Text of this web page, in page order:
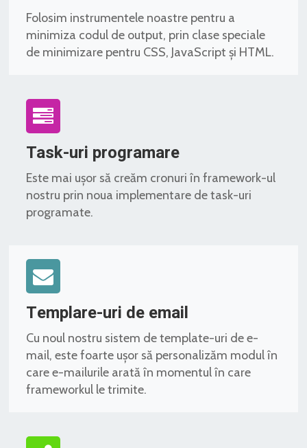
Folosim instrumentele noastre pentru a
minimiza codul de output, prin clase speciale
de minimizare pentru CSS, JavaScript și HTML.
Task-uri programare
Este mai ușor să creăm cronuri în framework-ul
nostru prin noua implementare de task-uri
programate.
Templare-uri de email
Cu noul nostru sistem de template-uri de e-
mail, este foarte ușor să personalizăm modul în
care e-mailurile arată în momentul în care
frameworkul le trimite.